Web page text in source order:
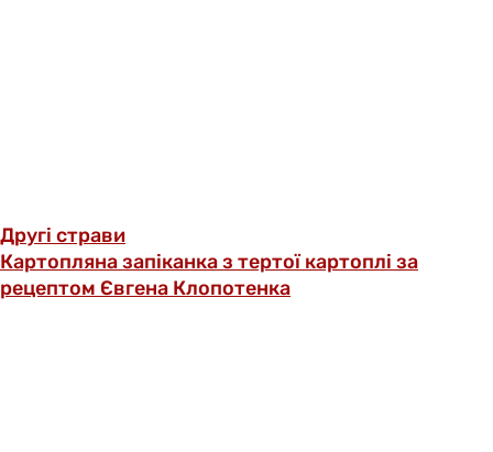
Другі страви
Картопляна запіканка з тертої картоплі за
рецептом Євгена Клопотенка